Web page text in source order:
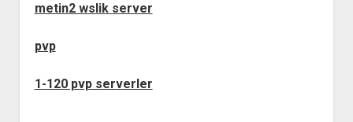
metin2 wslik server
pvp
1-120 pvp serverler